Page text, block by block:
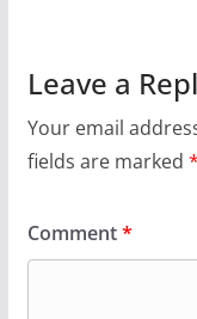
Leave a
Your email
fields are marked *
Comment*